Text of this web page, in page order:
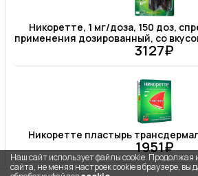
Никоретте, 1 мг/доза, 150 доз,
применения дозированный, со
3127₽
Никоретте пластырь
1951₽
Наш сайт использует файлы cookie. Продолжая
сайта, не меняя настроек cookie в браузере, вы